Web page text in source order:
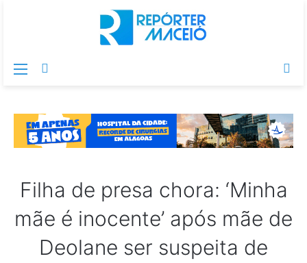
Menu
Filha de presa chora: ‘Minha
mãe é inocente’ após mãe de
Deolane ser suspeita de